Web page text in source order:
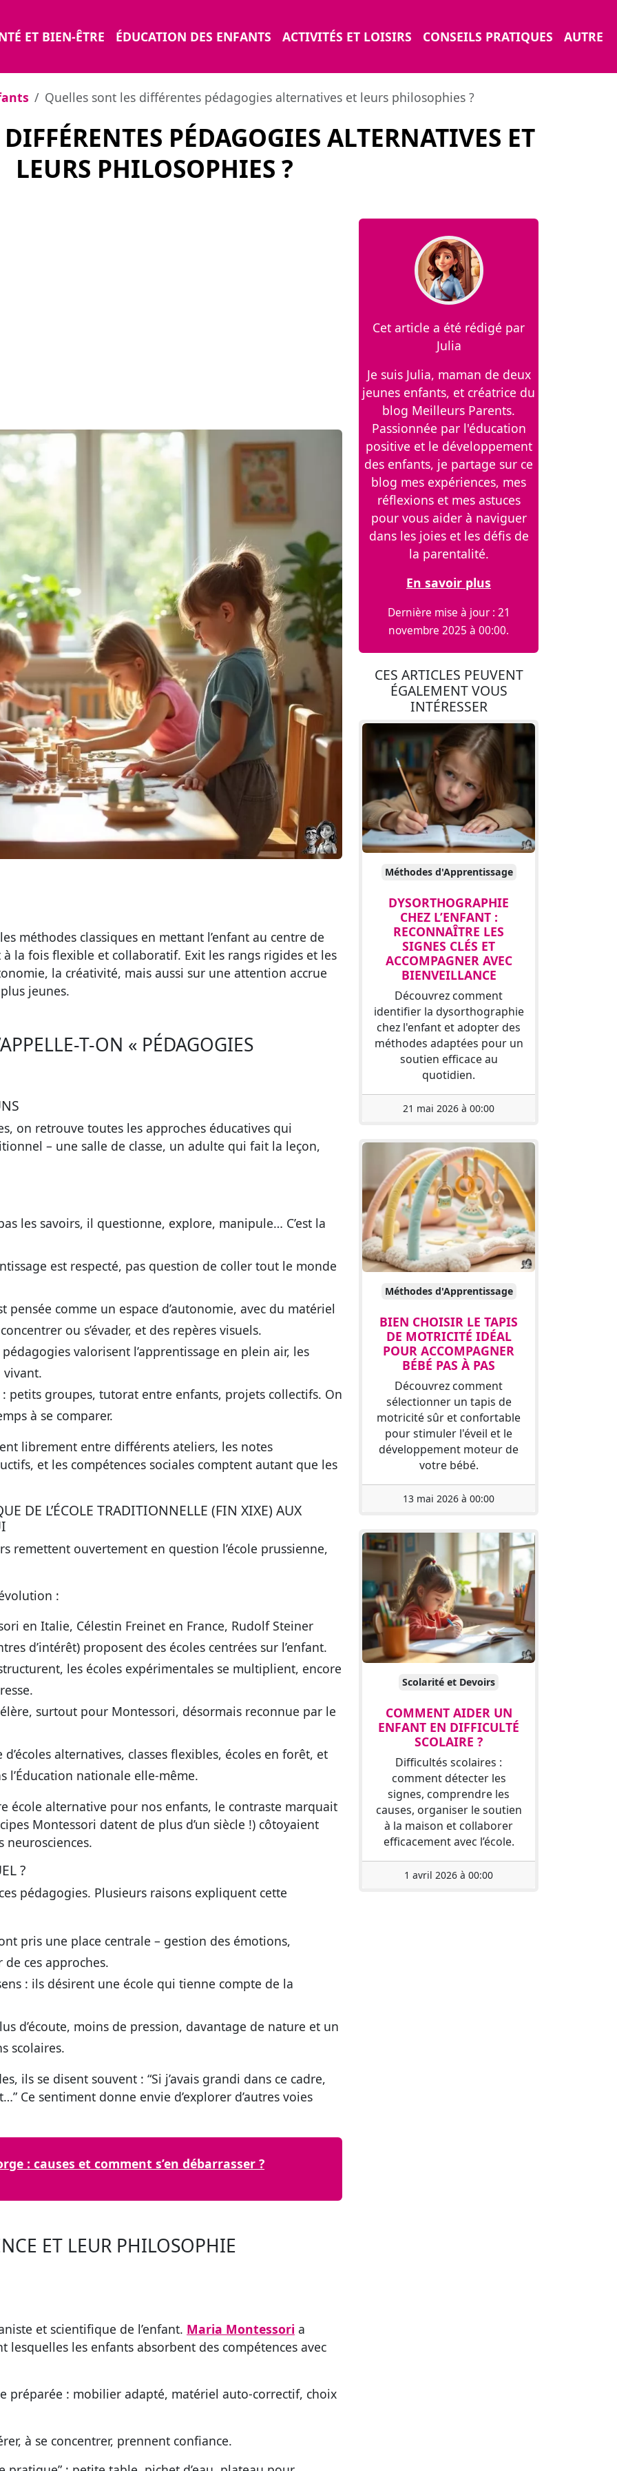
ET BIEN-ÊTRE ÉDUCATION DES ENFANTS ACTIVITÉS ET LOISIRS CONSEILS PRATIQUES AUTRE
Quelles sont les différentes pédagogies alternatives et leurs philosophies ?
PÉDAGOGIES ALTERNATIVES ET
LEURS PHILOSOPHIES ?
méthodes classiques en mettant l’enfant au centre de
la fois flexible et collaboratif. Exit les rangs rigides et les
la créativité, mais aussi sur une attention accrue
jeunes.
T-ON « PÉDAGOGIES
, on retrouve toutes les approches éducatives qui
– une salle de classe, un adulte qui fait la leçon,
les savoirs, il questionne, explore, manipule… C’est la
est respecté, pas question de coller tout le monde
pensée comme un espace d’autonomie, avec du matériel
ou s’évader, et des repères visuels.
valorisent l’apprentissage en plein air, les
vivant.
: petits groupes, tutorat entre enfants, projets collectifs. On
à se comparer.
librement entre différents ateliers, les notes
et les compétences sociales comptent autant que les
DE L’ÉCOLE TRADITIONNELLE (FIN XIXE) AUX
remettent ouvertement en question l’école prussienne,
:
en Italie, Célestin Freinet en France, Rudolf Steiner
d’intérêt) proposent des écoles centrées sur l’enfant.
les écoles expérimentales se multiplient, encore
surtout pour Montessori, désormais reconnue par le
alternatives, classes flexibles, écoles en forêt, et
l’Éducation nationale elle-même.
école alternative pour nos enfants, le contraste marquait
Montessori datent de plus d’un siècle !) côtoyaient
neurosciences.
?
pédagogies. Plusieurs raisons expliquent cette
pris une place centrale – gestion des émotions,
ces approches.
: ils désirent une école qui tienne compte de la
d’écoute, moins de pression, davantage de nature et un
scolaires.
ils se disent souvent : “Si j’avais grandi dans ce cadre,
Ce sentiment donne envie d’explorer d’autres voies
: causes et comment s’en débarrasser ?
ET LEUR PHILOSOPHIE
et scientifique de l’enfant. Maria Montessori a
lesquelles les enfants absorbent des compétences avec
préparée : mobilier adapté, matériel auto-correctif, choix
à se concentrer, prennent confiance.
Cet article a été rédigé par
Julia
Je suis Julia, maman de deux
jeunes enfants, et créatrice du
blog Meilleurs Parents.
Passionnée par l'éducation
positive et le développement
des enfants, je partage sur ce
blog mes expériences, mes
réflexions et mes astuces
pour vous aider à naviguer
dans les joies et les défis de
la parentalité.
En savoir plus
Dernière mise à jour : 21
novembre 2025 à 00:00.
CES ARTICLES PEUVENT
ÉGALEMENT VOUS
INTÉRESSER
Méthodes d'Apprentissage
DYSORTHOGRAPHIE
CHEZ L’ENFANT :
RECONNAÎTRE LES
SIGNES CLÉS ET
ACCOMPAGNER AVEC
BIENVEILLANCE
Découvrez comment
identifier la dysorthographie
chez l'enfant et adopter des
méthodes adaptées pour un
soutien efficace au
quotidien.
21 mai 2026 à 00:00
Méthodes d'Apprentissage
BIEN CHOISIR LE TAPIS
DE MOTRICITÉ IDÉAL
POUR ACCOMPAGNER
BÉBÉ PAS À PAS
Découvrez comment
sélectionner un tapis de
motricité sûr et confortable
pour stimuler l'éveil et le
développement moteur de
votre bébé.
13 mai 2026 à 00:00
Scolarité et Devoirs
COMMENT AIDER UN
ENFANT EN DIFFICULTÉ
SCOLAIRE ?
Difficultés scolaires :
comment détecter les
signes, comprendre les
causes, organiser le soutien
à la maison et collaborer
efficacement avec l’école.
1 avril 2026 à 00:00